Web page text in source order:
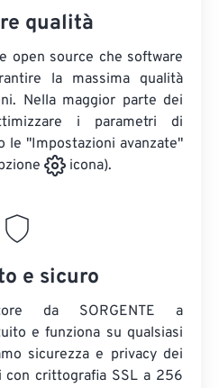
qualità
open source che software
la massima qualità
Nella maggior parte dei
i parametri di
le "Impostazioni avanzate"
icona).
e sicuro
da SORGENTE a
e funziona su qualsiasi
sicurezza e privacy dei
crittografia SSL a 256